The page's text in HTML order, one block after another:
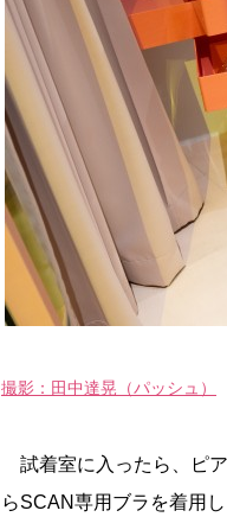
撮影：田中達晃（パッシュ）
試着室に入ったら、ピ
らSCAN専用ブラを着用